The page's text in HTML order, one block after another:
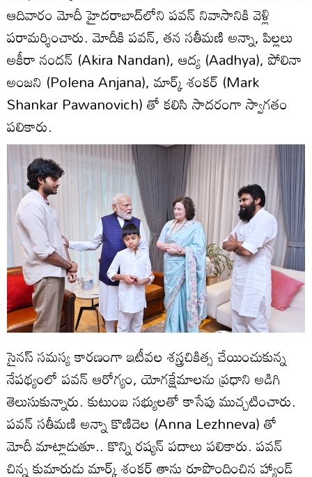
ఆదివారం మోదీ హైదరాబాద్‌లోని పవన్ నివాసానికి వెళ్లి
పరామర్శించారు. మోదీకి పవన్, తన సతీమణి అన్నా, పిల్లలు
అకీరా నందన్ (Akira Nandan), ఆద్య (Aadhya), పోలినా
అంజని (Polena Anjana), మార్క్ శంకర్ (Mark
Shankar Pawanovich) తో కలిసి సాదరంగా స్వాగతం
పలికారు.
సైనస్ సమస్య కారణంగా ఇటీవల శస్త్రచికిత్స చేయించుకున్న
నేపథ్యంలో పవన్ ఆరోగ్యం, యోగక్షేమాలను ప్రధాని అడిగి
తెలుసుకున్నారు. కుటుంబ సభ్యులతో కాసేపు ముచ్చటించారు.
పవన్ సతీమణి అన్నా కొణిదెల (Anna Lezhneva) తో
మోదీ మాట్లాడుతూ.. కొన్ని రష్యన్ పదాలు పలికారు. పవన్
చిన్న కుమారుడు మార్క్ శంకర్ తాను రూపొందించిన హ్యాండ్